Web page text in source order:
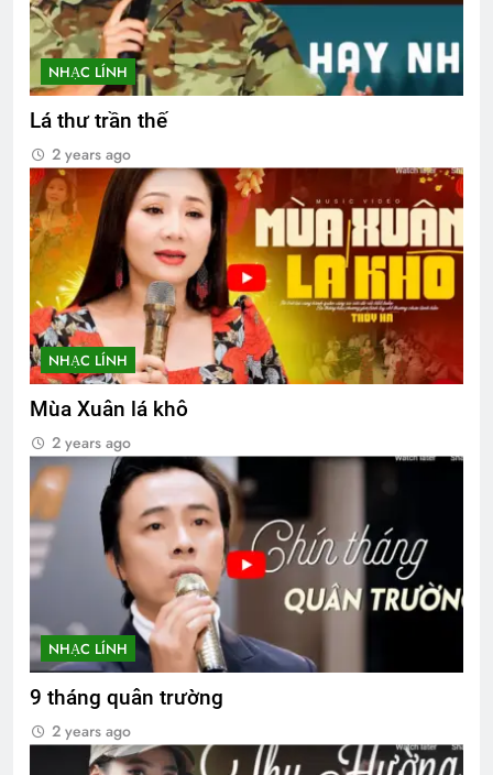
NHẠC LÍNH
Lá thư trần thế
2 years ago
NHẠC LÍNH
Mùa Xuân lá khô
2 years ago
NHẠC LÍNH
9 tháng quân trường
2 years ago